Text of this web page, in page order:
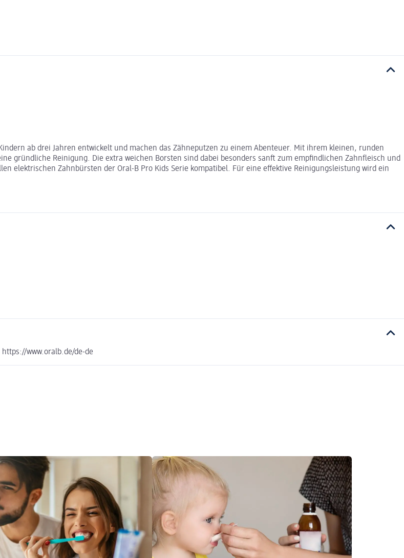
ab drei Jahren entwickelt und machen das Zähneputzen zu einem Abenteuer. Mit ihrem kleinen, runden
gründliche Reinigung. Die extra weichen Borsten sind dabei besonders sanft zum empfindlichen Zahnfleisch und
elektrischen Zahnbürsten der Oral-B Pro Kids Serie kompatibel. Für eine effektive Reinigungsleistung wird ein
www.oralb.de/de-de